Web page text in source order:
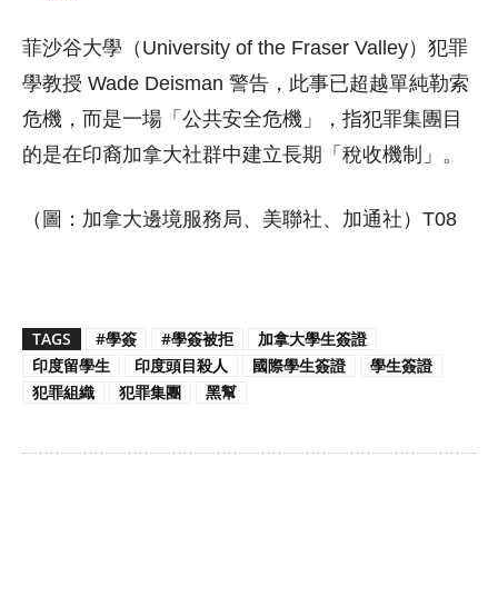
菲沙谷大學（University of the Fraser Valley）犯罪
學教授 Wade Deisman 警告，此事已超越單純勒索
危機，而是一場「公共安全危機」，指犯罪集團目
的是在印裔加拿大社群中建立長期「稅收機制」。
（圖：加拿大邊境服務局、美聯社、加通社）T08
TAGS #學簽 #學簽被拒
加拿大學生簽證
印度留學生
印度頭目殺人 國際學生簽證
學生簽證
犯罪組織
犯罪集團 黑幫